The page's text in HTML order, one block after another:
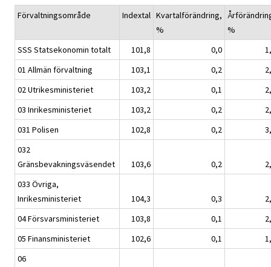
Förvaltningsområde Indextal Kvartalförändring,
%
%
SSS Statsekonomin totalt
101,8 0,0
01 Allmän förvaltning
103,1 0,2
02 Utrikesministeriet
103,2 0,1
03 Inrikesministeriet
103,2 0,2
031 Polisen
102,8 0,2
032
Gränsbevakningsväsendet
103,6 0,2
033 Övriga,
Inrikesministeriet
104,3 0,3
04 Försvarsministeriet
103,8 0,1
05 Finansministeriet
102,6 0,1
06